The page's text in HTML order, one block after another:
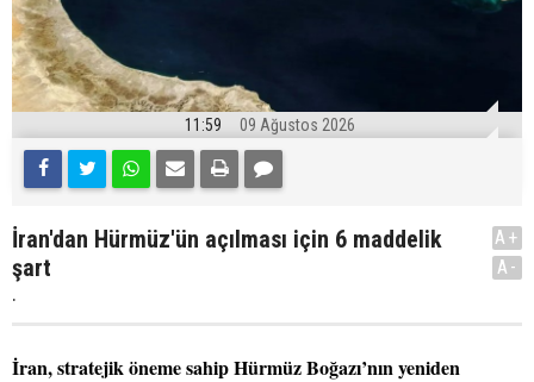
11:59 09 Ağustos 2026
İran'dan Hürmüz'ün açılması için 6 maddelik
şart
.
A+
A-
İran, stratejik öneme sahip Hürmüz Boğazı’nın yeniden